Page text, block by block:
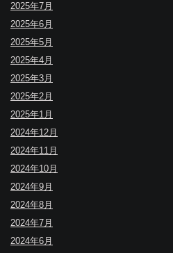
2025年7月
2025年6月
2025年5月
2025年4月
2025年3月
2025年2月
2025年1月
2024年12月
2024年11月
2024年10月
2024年9月
2024年8月
2024年7月
2024年6月